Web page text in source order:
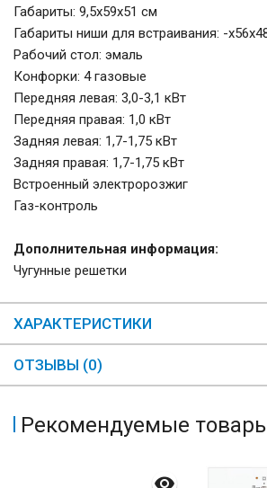
Габариты: 9,5х59х51 см
Габариты ниши для встраивания: -
Рабочий стол: эмаль
Конфорки: 4 газовые
Передняя левая: 3,0-3,1 кВт
Передняя правая: 1,0 кВт
Задняя левая: 1,7-1,75 кВт
Задняя правая: 1,7-1,75 кВт
Встроенный электророзжиг
Газ-контроль
Дополнительная информация:
Чугунные решетки
ХАРАКТЕРИСТИКИ
ОТЗЫВЫ (0)
Рекомендуемые